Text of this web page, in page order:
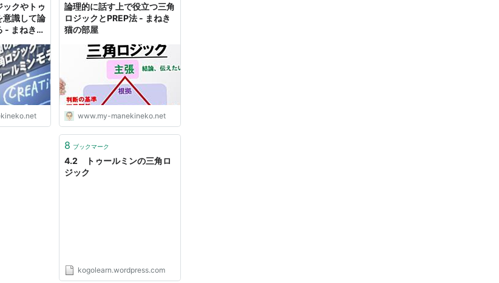
ックやトゥ
意識して論
- まねき猫
論理的に話す上で役立つ三角
ロジックとPREP法 - まねき
猫の部屋
www.my-manekineko.net
8 ブックマーク
4.2 トゥールミンの三角ロ
ジック
kogolearn.wordpress.com